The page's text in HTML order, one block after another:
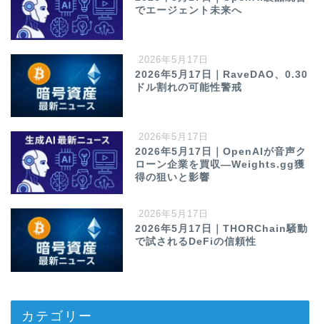
でエージェント未来へ
2026年5月17日
2026年5月17日｜RaveDAO、0.30
ドル割れの可能性警戒
2026年5月17日
2026年5月17日｜OpenAIが音声ク
ローン企業を買収—Weights.gg獲
得の狙いと影響
2026年5月17日
2026年5月17日｜THORChain騒動
で試されるDeFiの信頼性
カテゴリー